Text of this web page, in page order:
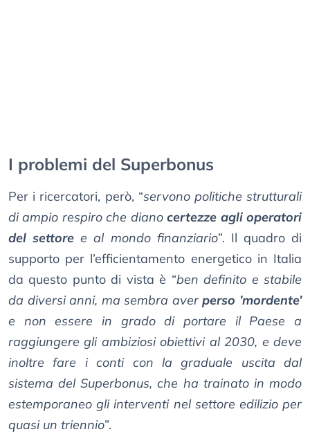
I problemi del Superbonus
Per i ricercatori, però, “servono politiche strutturali
di ampio respiro che dianocertezze agli operatori
del settore e al mondo finanziario”. Il quadro di
supporto per l’efficientamento energetico in Italia
da questo punto di vista è “ben definito e stabile
da diversi anni, ma sembra averperso ’mordente’
e non essere in grado di portare il Paese a
raggiungere gli ambiziosi obiettivi al 2030, e deve
inoltre fare i conti con la graduale uscita dal
sistema del Superbonus, che ha trainato in modo
estemporaneo gli interventi nel settore edilizio per
quasi un triennio”.